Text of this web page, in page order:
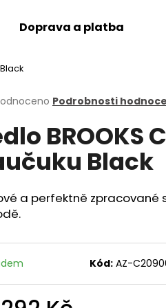
Doprava a platba
Podrobnosti
BROOKS
Black
a perfektně zpracované
Kód: AZ-
HLEDAT